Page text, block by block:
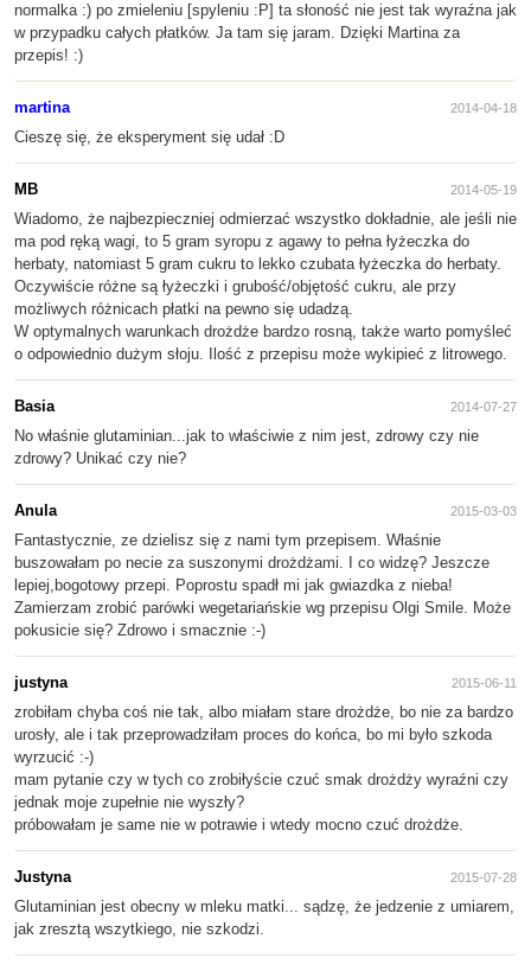
normalka :) po zmieleniu [spyleniu :P] ta słoność nie jest tak wyraźna jak
w przypadku całych płatków. Ja tam się jaram. Dzięki Martina za
przepis! :)
martina 2014-04-18
Cieszę się, że eksperyment się udał :D
MB 2014-05-19
Wiadomo, że najbezpieczniej odmierzać wszystko dokładnie, ale jeśli nie
ma pod ręką wagi, to 5 gram syropu z agawy to pełna łyżeczka do
herbaty, natomiast 5 gram cukru to lekko czubata łyżeczka do herbaty.
Oczywiście różne są łyżeczki i grubość/objętość cukru, ale przy
możliwych różnicach płatki na pewno się udadzą.
W optymalnych warunkach drożdże bardzo rosną, także warto pomyśleć
o odpowiednio dużym słoju. Ilość z przepisu może wykipieć z litrowego.
Basia 2014-07-27
No właśnie glutaminian...jak to właściwie z nim jest, zdrowy czy nie
zdrowy? Unikać czy nie?
Anula 2015-03-03
Fantastycznie, ze dzielisz się z nami tym przepisem. Właśnie
buszowałam po necie za suszonymi drożdżami. I co widzę? Jeszcze
lepiej,bogotowy przepi. Poprostu spadł mi jak gwiazdka z nieba!
Zamierzam zrobić parówki wegetariańskie wg przepisu Olgi Smile. Może
pokusicie się? Zdrowo i smacznie :-)
justyna 2015-06-11
zrobiłam chyba coś nie tak, albo miałam stare drożdże, bo nie za bardzo
urosły, ale i tak przeprowadziłam proces do końca, bo mi było szkoda
wyrzucić :-)
mam pytanie czy w tych co zrobiłyście czuć smak drożdży wyraźni czy
jednak moje zupełnie nie wyszły?
próbowałam je same nie w potrawie i wtedy mocno czuć drożdże.
Justyna 2015-07-28
Glutaminian jest obecny w mleku matki... sądzę, że jedzenie z umiarem,
jak zresztą wszytkiego, nie szkodzi.